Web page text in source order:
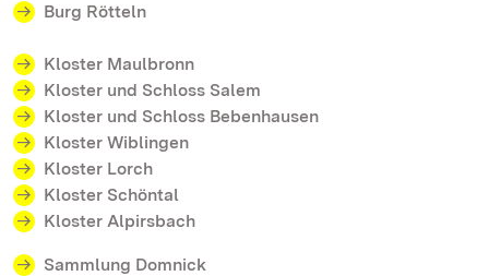
Burg Rötteln
Kloster Maulbronn
Kloster und Schloss Salem
Kloster und Schloss Bebenhausen
Kloster Wiblingen
Kloster Lorch
Kloster Schöntal
Kloster Alpirsbach
Sammlung Domnick